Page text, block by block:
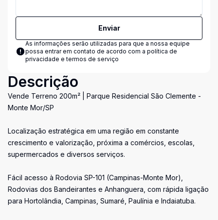
Enviar
As informações serão utilizadas para que a nossa equipe
possa entrar em contato de acordo com a política de
privacidade e termos de serviço
Descrição
Vende Terreno 200m² | Parque Residencial São Clemente -
Monte Mor/SP
Localização estratégica em uma região em constante
crescimento e valorização, próxima a comércios, escolas,
supermercados e diversos serviços.
Fácil acesso à Rodovia SP-101 (Campinas-Monte Mor),
Rodovias dos Bandeirantes e Anhanguera, com rápida ligação
para Hortolândia, Campinas, Sumaré, Paulínia e Indaiatuba.